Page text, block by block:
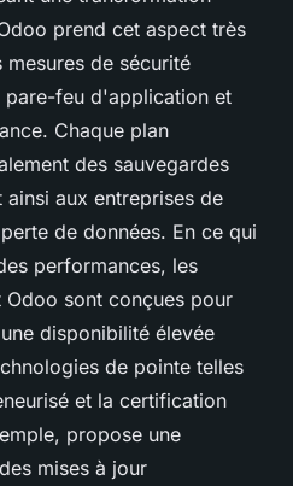
prend cet aspect très
de sécurité
pare-feu d'application et
Chaque plan
des sauvegardes
aux entreprises de
de données. En ce qui
performances, les
sont conçues pour
disponibilité élevée
de pointe telles
et la certification
propose une
mises à jour